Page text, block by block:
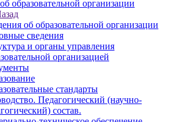
образовательной организации
об образовательной организации
сведения
и органы управления
организацией
стандарты
Педагогический (научно-
состав.